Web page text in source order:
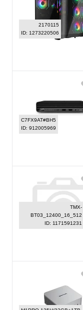
2170115
ID: 1273220506
C7FX9AT#BH5
ID: 912005969
TMX-
BT03_12400_16_512
ID: 1171591231